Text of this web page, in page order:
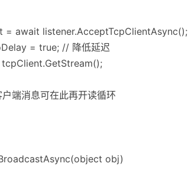
= await listener.AcceptTcpClientAsync();
= true; // 降低延迟
端消息可在此再开读循环
obj)